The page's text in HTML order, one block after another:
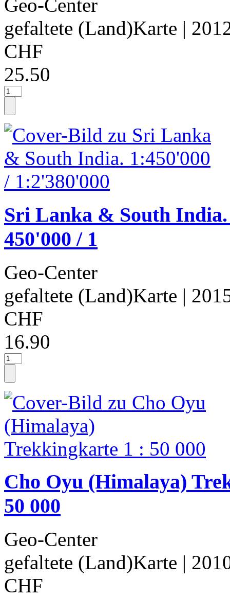
Geo-Center
gefaltete (Land)Karte |
CHF
25.50
Sri Lanka & South
450'000 / 1
Geo-Center
gefaltete (Land)Karte |
CHF
16.90
Cho Oyu (Himalaya)
50 000
Geo-Center
gefaltete (Land)Karte |
CHF